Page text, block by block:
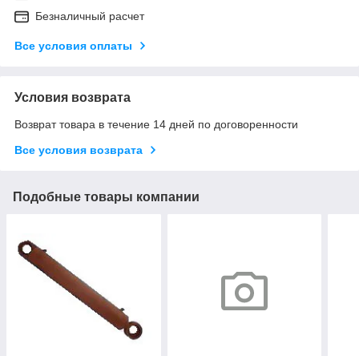
Безналичный расчет
Все условия оплаты
Условия возврата
Возврат товара в течение 14 дней по договоренности
Все условия возврата
Подобные товары компании